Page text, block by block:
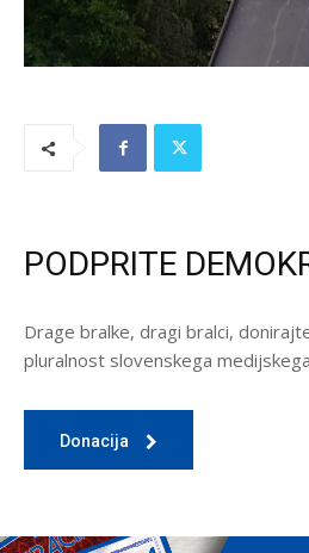
PODPRITE
Drage bralke, dragi bralci,
pluralnost slovenskega
Donacija